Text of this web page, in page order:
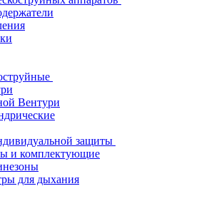
Вентури
защиты
и комплектующие
для дыхания